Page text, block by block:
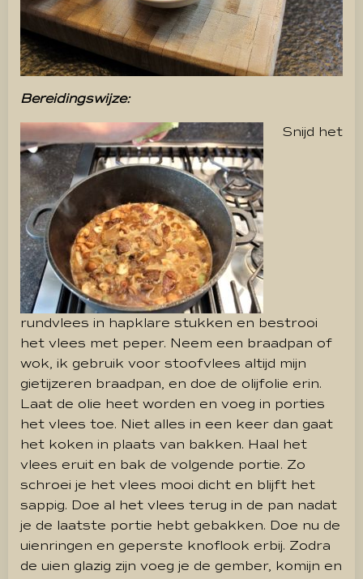
Bereidingswijze:
Snijd het
rundvlees in hapklare stukken en bestrooi
het vlees met peper. Neem een braadpan of
wok, ik gebruik voor stoofvlees altijd mijn
gietijzeren braadpan, en doe de olijfolie erin.
Laat de olie heet worden en voeg in porties
het vlees toe. Niet alles in een keer dan gaat
het koken in plaats van bakken. Haal het
vlees eruit en bak de volgende portie. Zo
schroei je het vlees mooi dicht en blijft het
sappig. Doe al het vlees terug in de pan nadat
je de laatste portie hebt gebakken. Doe nu de
uienringen en geperste knoflook erbij. Zodra
de uien glazig zijn voeg je de gember, komijn en